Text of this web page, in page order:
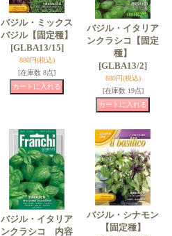
バジル・ミックス
バジル【固定種】
[GLBA13/15]
880円(税込)
[在庫数 8点]
バジル・イタリア
ンクラシコ【固定
種】
[GLBA13/2]
880円(税込)
[在庫数 19点]
バジル・イタリア
ンクラシコ 内容
バジル・シナモン
【固定種】